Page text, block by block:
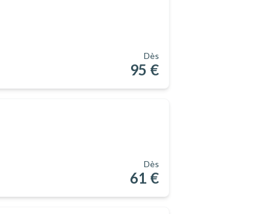
Dès
95 €
Dès
61 €